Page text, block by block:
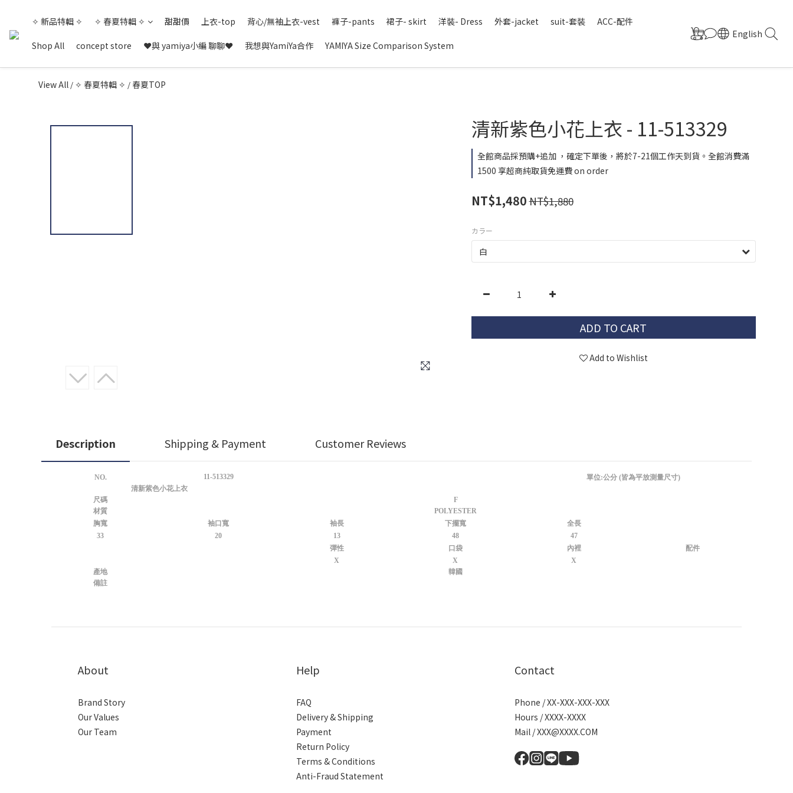
✧ 新品特輯 ✧ ✧ 春夏特輯 ✧ 甜甜價 上衣-top 背心/無袖上衣-vest 褲子-pants 裙子- skirt 洋裝- Dress 外套-jacket suit-套裝 ACC-配件
Shop All concept store ❤與 yamiya小編 聊聊❤ 我想與YamiYa合作 YAMIYA Size Comparison System
English
View All / ✧ 春夏特輯 ✧ / 春夏TOP
清新紫色小花上衣 - 11-513329
全館商品採預購+追加 ，確定下單後，將於7-21個工作天到貨。全館消費滿
1500 享超商純取貨免運費 on order
NT$1,480NT$1,880
カラー
ADD TO CART
Add to Wishlist
Description Shipping & Payment Customer Reviews
NO. 11-513329
單位:公分 (皆為平放測量尺寸)
清新紫色小花上衣
尺碼
F
材質
POLYESTER
胸寬
袖口寬 袖長 下擺寬
全長
33
20 13 48
47
彈性
口袋 內裡
配件
X
X
X
產地
韓國
備註
About
Brand Story
Our Values
Our Team
Help
FAQ
Delivery & Shipping
Payment
Return Policy
Terms & Conditions
Anti-Fraud Statement
Contact
Phone / XX-XXX-XXX-XXX
Hours / XXXX-XXXX
Mail / XXX@XXXX.COM